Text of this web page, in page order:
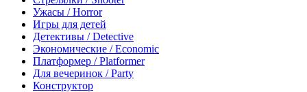
Ужасы / Horror
Игры для детей
Детективы / Detective
Экономические / Economic
Платформер / Platformer
Для вечеринок / Party
Конструктор